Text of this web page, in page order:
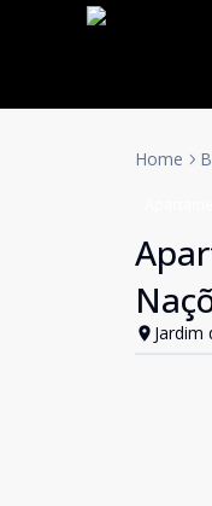
Home
Jardim